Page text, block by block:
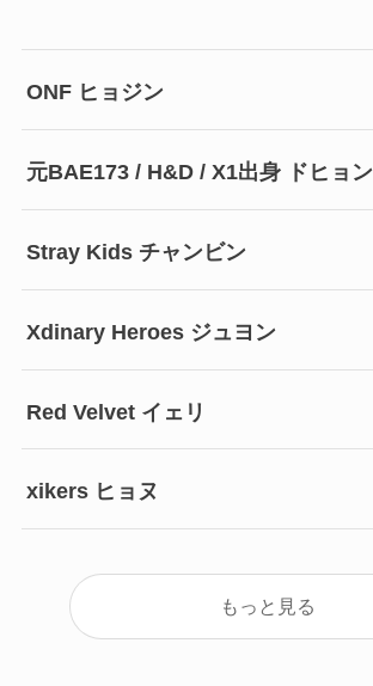
ONF ヒョジン
元BAE173 / H&D / X1出身 ドヒョン
Stray Kids チャンビン
Xdinary Heroes ジュヨン
Red Velvet イェリ
xikers ヒョヌ
もっと見る